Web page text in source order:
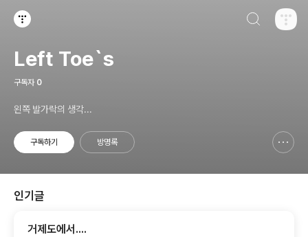
Left Toe`s
구독자 0
왼쪽 발가락의 생각...
구독하기 방명록
인기글
거제도에서....